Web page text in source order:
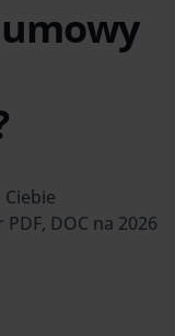
DOC na 2026